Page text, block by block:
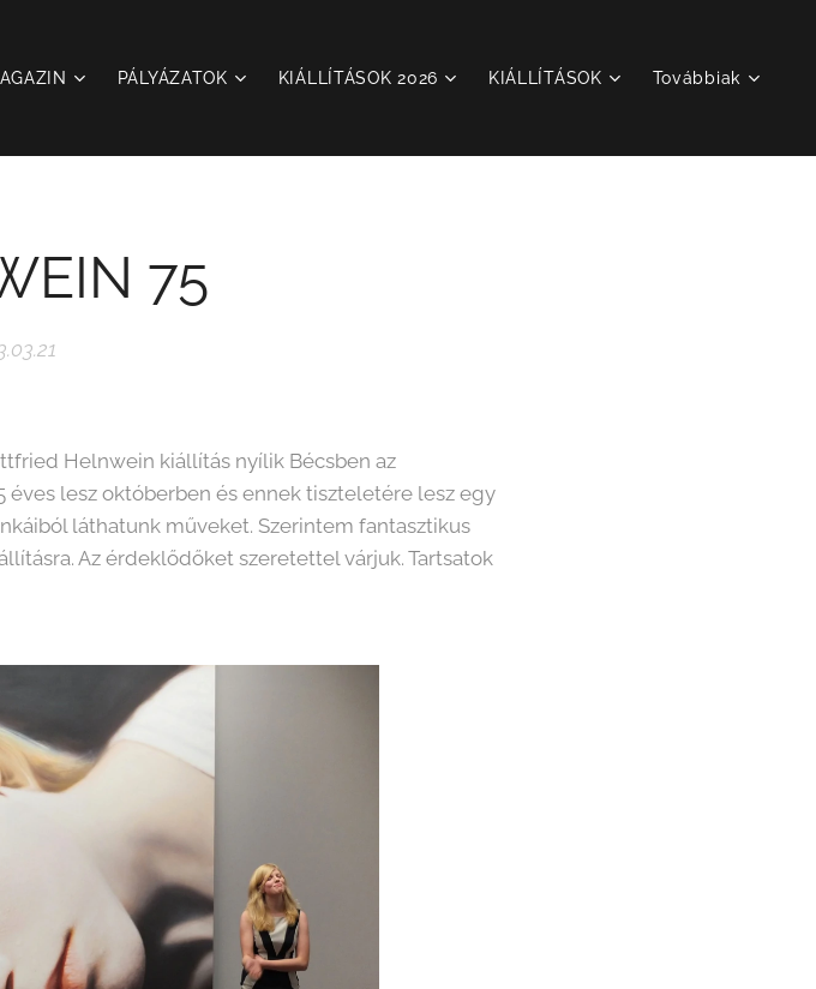
PÁLYÁZATOK KIÁLLÍTÁSOK 2026 KIÁLLÍTÁSOK Továbbiak
75
Helnwein kiállítás nyílik Bécsben az
éves lesz októberben és ennek tiszteletére lesz egy
láthatunk műveket. Szerintem fantasztikus
Az érdeklődőket szeretettel várjuk. Tartsatok